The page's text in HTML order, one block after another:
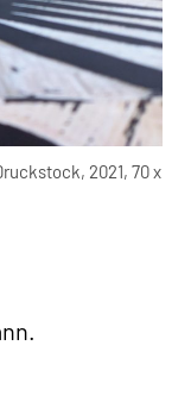
2021, 70 x